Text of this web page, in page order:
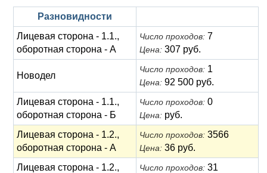
Альбертусталер
Золото
Серебро
Для Речи Посполитой
Разновидности
Лицевая сторона - 1.1.,
оборотная сторона - А
Число проходов: 7
Цена: 307 руб.
Новодел
Число проходов: 1
Цена: 92 500 руб.
Лицевая сторона - 1.1.,
оборотная сторона - Б
Число проходов: 0
Цена: руб.
Лицевая сторона - 1.2.,
оборотная сторона - А
Число проходов: 3566
Цена: 36 руб.
Лицевая сторона - 1.2.,
Число проходов: 31